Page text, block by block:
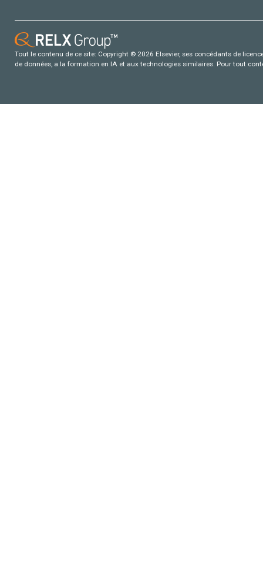
Tout le contenu de ce site: Copyright © 2026 Elsevier, ses concédants de
de données, a la formation en IA et aux technologies similaires. Pour tout